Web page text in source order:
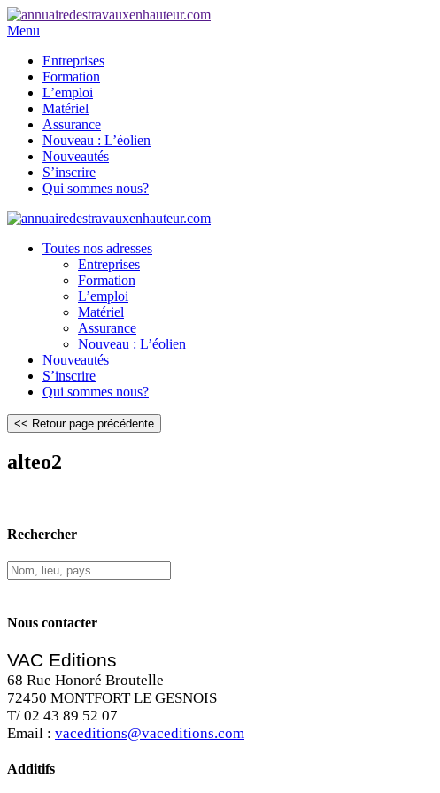
Menu
Entreprises
Formation
L’emploi
Matériel
Assurance
Nouveau : L’éolien
Nouveautés
S’inscrire
Qui sommes nous?
Toutes nos adresses
Entreprises
Formation
L’emploi
Matériel
Assurance
Nouveau : L’éolien
Nouveautés
S’inscrire
Qui sommes nous?
alteo2
Rechercher
Nous contacter
VAC Editions
68 Rue Honoré Broutelle
72450 MONTFORT LE GESNOIS
T/ 02 43 89 52 07
Email : vaceditions@vaceditions.com
Additifs